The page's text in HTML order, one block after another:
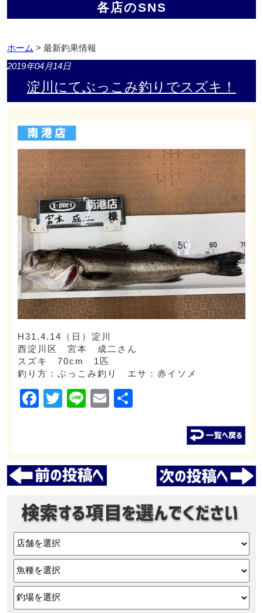
各店のSNS
ホーム > 最新釣果情報
2019年04月14日
淀川にてぶっこみ釣りでスズキ！
H31.4.14（日）淀川
西淀川区 宮本 成二さん
スズキ 70cm 1匹
釣り方：ぶっこみ釣り エサ：赤イソメ
Facebook
Twitter
LineEmail